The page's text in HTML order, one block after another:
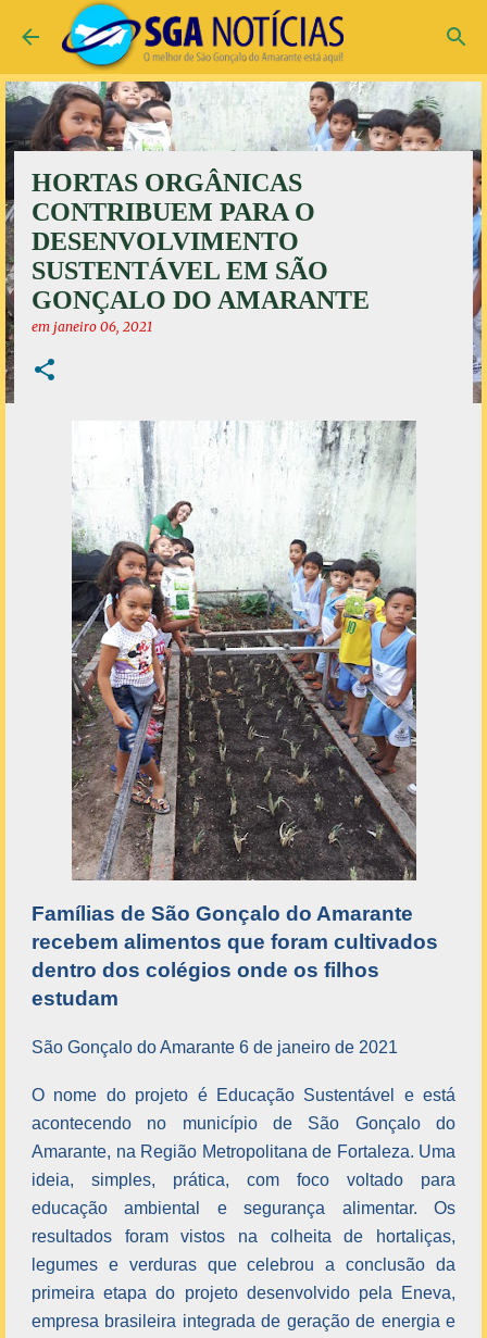
Pular para o conteúdo principal
HORTAS ORGÂNICAS
CONTRIBUEM PARA O
DESENVOLVIMENTO
SUSTENTÁVEL EM SÃO
GONÇALO DO AMARANTE
em janeiro 06, 2021
Famílias de São Gonçalo do Amarante
recebem alimentos que foram cultivados
dentro dos colégios onde os filhos
estudam
São Gonçalo do Amarante 6 de janeiro de 2021
O nome do projeto é Educação Sustentável e está
acontecendo no município de São Gonçalo do
Amarante, na Região Metropolitana de Fortaleza. Uma
ideia, simples, prática, com foco voltado para
educação ambiental e segurança alimentar. Os
resultados foram vistos na colheita de hortaliças,
legumes e verduras que celebrou a conclusão da
primeira etapa do projeto desenvolvido pela Eneva,
empresa brasileira integrada de geração de energia e